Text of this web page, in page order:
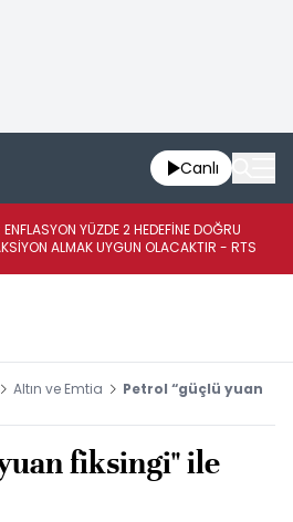
Canlı
YÜZDE 2 HEDEFİNE DOĞRU
ALMAK UYGUN OLACAKTIR - RTS
Altın ve Emtia
Petrol “güçlü yuan
fiksingi" ile